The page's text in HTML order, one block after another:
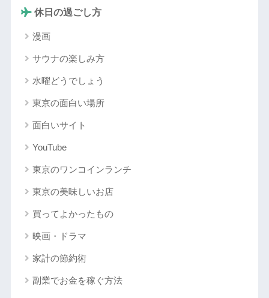
休日の過ごし方
漫画
サウナの楽しみ方
水曜どうでしょう
東京の面白い場所
面白いサイト
YouTube
東京のワンコインランチ
東京の美味しいお店
買ってよかったもの
映画・ドラマ
家計の節約術
副業でお金を稼ぐ方法